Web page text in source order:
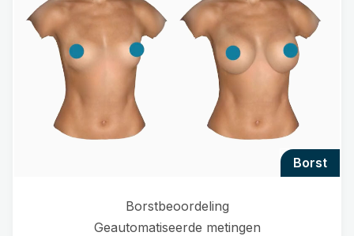
borst
Borstbeoordeling
Geautomatiseerde metingen